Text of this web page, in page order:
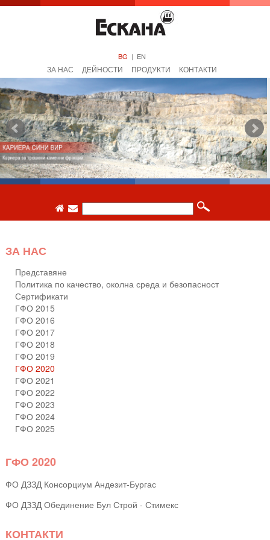
BG | EN
ЗА НАС ДЕЙНОСТИ ПРОДУКТИ КОНТАКТИ
ЗА НАС
Представяне
Политика по качество, околна среда и безопасност
Сертификати
ГФО 2015
ГФО 2016
ГФО 2017
ГФО 2018
ГФО 2019
ГФО 2020
ГФО 2021
ГФО 2022
ГФО 2023
ГФО 2024
ГФО 2025
ГФО 2020
ФО ДЗЗД Консорциум Андезит-Бургас
ФО ДЗЗД Обединение Бул Строй - Стимекс
КОНТАКТИ